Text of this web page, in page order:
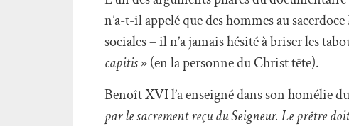
n’a-t-il appelé que des hommes au
sociales – il n’a jamais hésité à briser les
capitis» (en la personne du Christ tête).
Benoît XVI l’a enseigné dans son homélie
par le sacrement reçu du Seigneur. Le prêtre